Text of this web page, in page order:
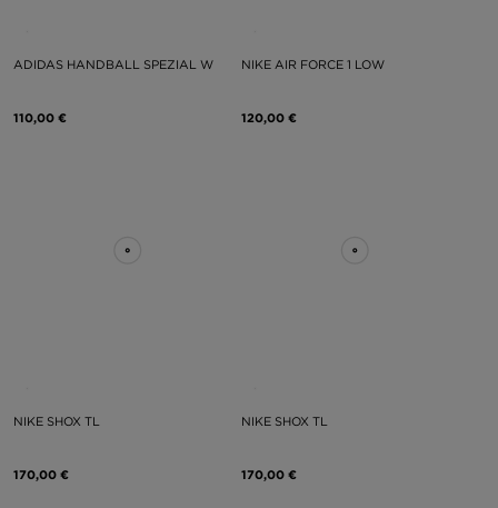
ADIDAS HANDBALL SPEZIAL W
110,00 €
NIKE AIR FORCE 1 LOW
120,00 €
NIKE SHOX TL
170,00 €
NIKE SHOX TL
170,00 €